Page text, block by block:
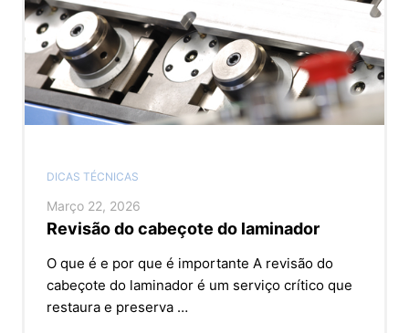
DICAS TÉCNICAS
Março 22, 2026
Revisão do cabeçote do laminador
O que é e por que é importante A revisão do
cabeçote do laminador é um serviço crítico que
restaura e preserva …